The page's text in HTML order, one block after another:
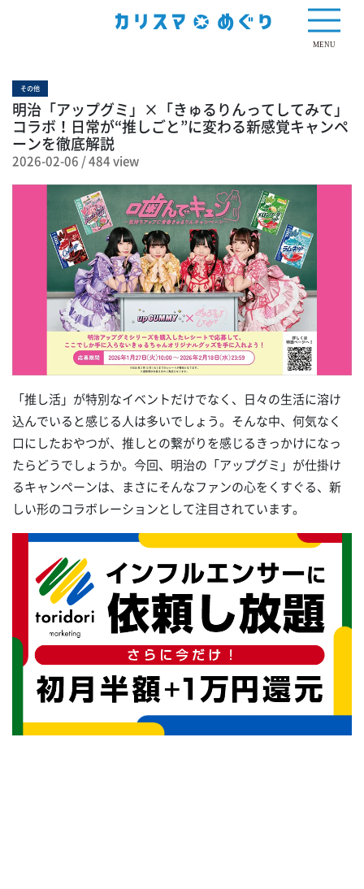
MENU
その他
明治「アップグミ」×「きゅるりんってしてみて」
コラボ！日常が“推しごと”に変わる新感覚キャンペ
ーンを徹底解説
2026-02-06 /484 view
「推し活」が特別なイベントだけでなく、日々の生活に溶け
込んでいると感じる人は多いでしょう。そんな中、何気なく
口にしたおやつが、推しとの繋がりを感じるきっかけになっ
たらどうでしょうか。今回、明治の「アップグミ」が仕掛け
るキャンペーンは、まさにそんなファンの心をくすぐる、新
しい形のコラボレーションとして注目されています。